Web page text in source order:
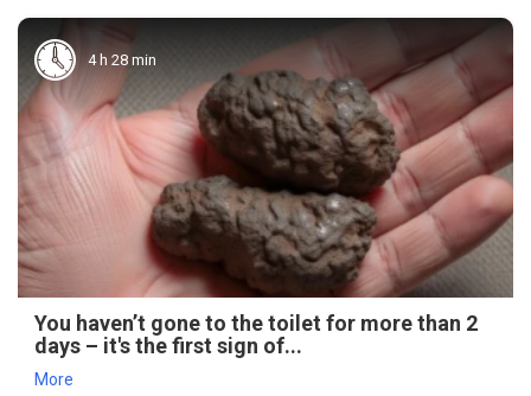
4 h 28 min
You haven’t gone to the toilet for more than 2
days – it's the first sign of...
More